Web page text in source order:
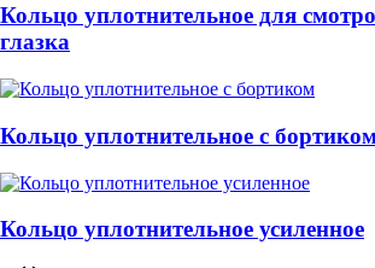
Кольцо уплотнительное для
глазка
Кольцо уплотнительное с
Кольцо уплотнительное усиленное